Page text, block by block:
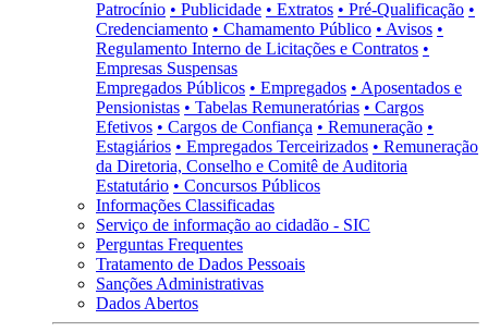
Patrocínio • Publicidade • Extratos • Pré-Qualificação •
Credenciamento • Chamamento Público • Avisos •
Regulamento Interno de Licitações e Contratos •
Empresas Suspensas
Empregados Públicos • Empregados • Aposentados e
Pensionistas • Tabelas Remuneratórias • Cargos
Efetivos • Cargos de Confiança • Remuneração •
Estagiários • Empregados Terceirizados • Remuneração
da Diretoria, Conselho e Comitê de Auditoria
Estatutário • Concursos Públicos
Informações Classificadas
Serviço de informação ao cidadão - SIC
Perguntas Frequentes
Tratamento de Dados Pessoais
Sanções Administrativas
Dados Abertos